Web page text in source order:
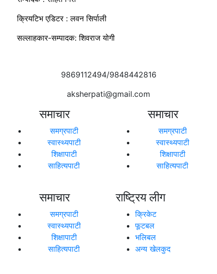
क्रियटिभ एडिटर : लवन सिर्पाली
सल्लाहकार-सम्पादक: शिवराज योगी
9869112494/9848442816
aksherpati@gmail.com
समाचार
समग्रपाटी
स्वास्थ्यपाटी
शिक्षापाटी
साहित्यपाटी
समाचार
समग्रपाटी
स्वास्थ्यपाटी
शिक्षापाटी
साहित्यपाटी
समाचार
समग्रपाटी
स्वास्थ्यपाटी
शिक्षापाटी
साहित्यपाटी
राष्ट्रिय लीग
क्रिकेट
फूटबल
भलिबल
अन्य खेलकुद